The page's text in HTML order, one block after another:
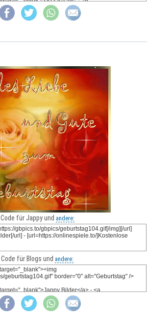
Code für Jappy und andere:
Code für Blogs und andere: